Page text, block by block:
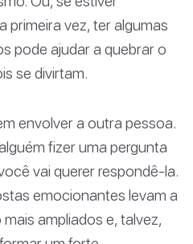
primeira vez, ter algumas
pode ajudar a quebrar o
se divirtam.
envolver a outra pessoa.
fizer uma pergunta
vai querer respondê-la.
emocionantes levam a
ampliados e, talvez,